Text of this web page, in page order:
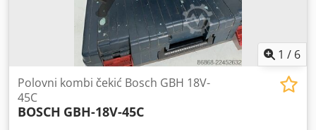
1 / 6
Polovni kombi čekić Bosch GBH 18V-
45C
BOSCH GBH-18V-45C